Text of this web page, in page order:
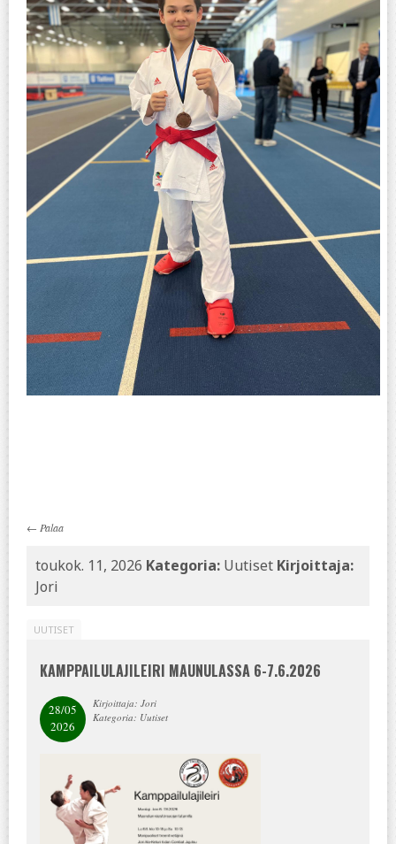
← Palaa
toukok. 11, 2026 Kategoria: Uutiset Kirjoittaja:
Jori
UUTISET
KAMPPAILULAJILEIRI MAUNULASSA 6-7.6.2026
28/05
2026
Kirjoittaja: Jori
Kategoria: Uutiset